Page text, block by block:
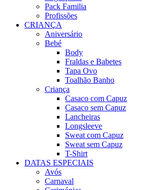
Pack Familia
Profissões
CRIANÇA
Aniversário
Bebé
Body
Fraldas e Babetes
Tapa Ovo
Toalhão Banho
Criança
Casaco com Capuz
Casaco sem Capuz
Lancheiras
Longsleeve
Sweat com Capuz
Sweat sem Capuz
T-Shirt
DATAS ESPECIAIS
Avós
Carnaval